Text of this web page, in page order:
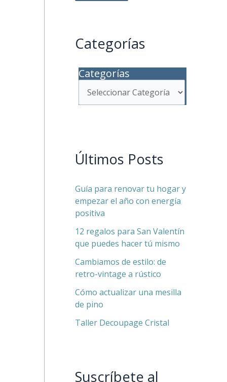
Categorías
Categorías
Últimos Posts
Guía para renovar tu hogar y
empezar el año con energía
positiva
12 regalos para San Valentín
que puedes hacer tú mismo
Cambiamos de estilo: de
retro-vintage a rústico
Cómo actualizar una mesilla
de pino
Taller Decoupage Cristal
Suscríbete al